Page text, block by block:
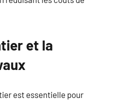
et la
est essentielle pour